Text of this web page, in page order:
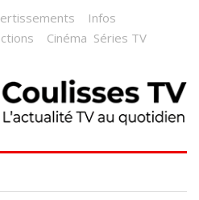
Infos
Cinéma Séries TV